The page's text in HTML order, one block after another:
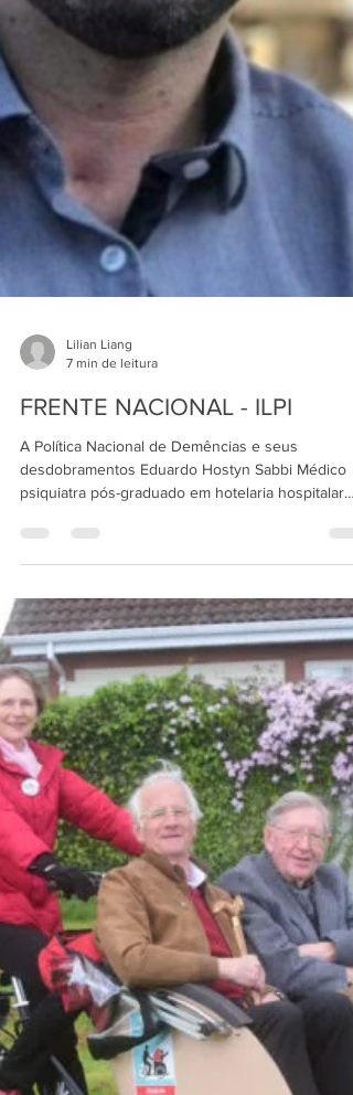
Lilian Liang
7 min de leitura
FRENTE NACIONAL - ILPI
A Política Nacional de Demências e seus
desdobramentos Eduardo Hostyn Sabbi Médico
psiquiatra pós-graduado em hotelaria hospitalar
pelo...